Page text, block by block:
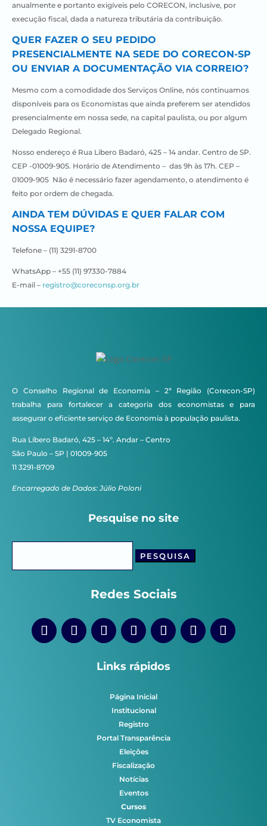
anualmente e portanto exigíveis pelo CORECON, inclusive, por
execução fiscal, dada a natureza tributária da contribuição.
QUER FAZER O SEU PEDIDO
PRESENCIALMENTE NA SEDE DO CORECON-SP
OU ENVIAR A DOCUMENTAÇÃO VIA CORREIO?
Mesmo com a comodidade dos Serviços Online, nós continuamos
disponíveis para os Economistas que ainda preferem ser atendidos
presencialmente em nossa sede, na capital paulista, ou por algum
Delegado Regional.
Nosso endereço é Rua Líbero Badaró, 425 – 14 andar. Centro de SP.
CEP -01009-905. Horário de Atendimento – das 9h às 17h. CEP –
01009-905 Não é necessário fazer agendamento, o atendimento é
feito por ordem de chegada.
AINDA TEM DÚVIDAS E QUER FALAR COM
NOSSA EQUIPE?
Telefone – (11) 3291-8700
WhatsApp – +55 (11) 97330-7884
E-mail – registro@coreconsp.org.br
O Conselho Regional de Economia – 2ª Região (Corecon-SP)
trabalha para fortalecer a categoria dos economistas e para
assegurar o eficiente serviço de Economia à população paulista.
Rua Líbero Badaró, 425 – 14º. Andar – Centro
São Paulo – SP | 01009-905
11 3291-8709
Encarregado de Dados: Júlio Poloni
Pesquise no site
Redes Sociais
Links rápidos
Página Inicial
Institucional
Registro
Portal Transparência
Eleições
Fiscalização
Notícias
Eventos
Cursos
TV Economista